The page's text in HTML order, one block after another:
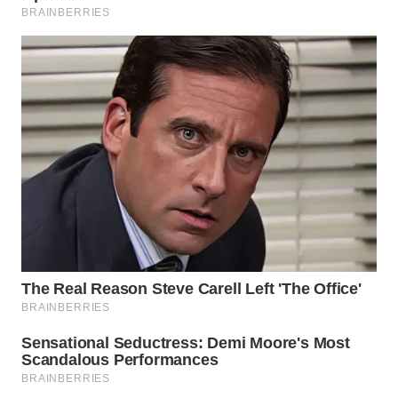
WAHANA
TV
WAHANANEWS
ID
WAHANANEWS
CO ID
WAHANA
WAHANA
UMKM